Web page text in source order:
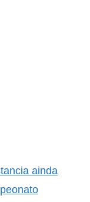
ainda